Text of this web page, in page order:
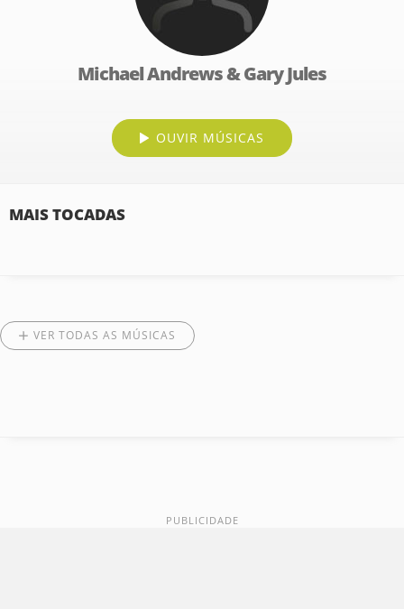
Michael Andrews & Gary Jules
OUVIR MÚSICAS
MAIS TOCADAS
VER TODAS AS MÚSICAS